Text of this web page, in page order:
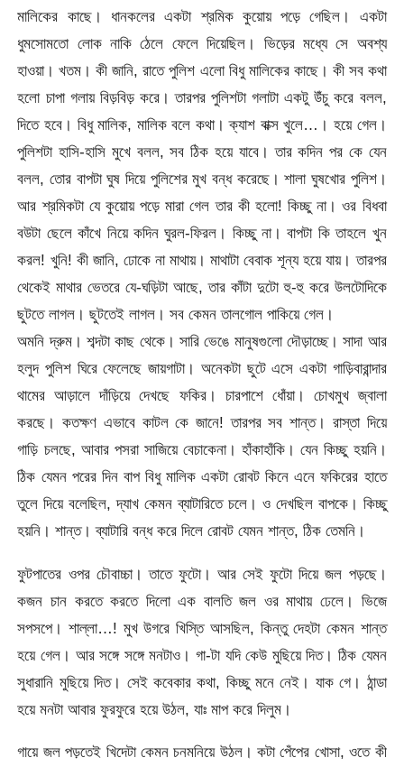
মালিকের কাছে। ধানকলের একটা শ্রমিক কুয়োয় পড়ে গেছিল। একটা
ধুমসোমতো লোক নাকি ঠেলে ফেলে দিয়েছিল। ভিড়ের মধ্যে সে অবশ্য
হাওয়া। খতম। কী জানি, রাতে পুলিশ এলো বিধু মালিকের কাছে। কী সব কথা
হলো চাপা গলায় বিড়বিড় করে। তারপর পুলিশটা গলাটা একটু উঁচু করে বলল,
দিতে হবে। বিধু মালিক, মালিক বলে কথা। ক্যাশ বাক্স খুলে…। হয়ে গেল।
পুলিশটা হাসি-হাসি মুখে বলল, সব ঠিক হয়ে যাবে। তার কদিন পর কে যেন
বলল, তোর বাপটা ঘুষ দিয়ে পুলিশের মুখ বন্ধ করেছে। শালা ঘুষখোর পুলিশ।
আর শ্রমিকটা যে কুয়োয় পড়ে মারা গেল তার কী হলো! কিচ্ছু না। ওর বিধবা
বউটা ছেলে কাঁখে নিয়ে কদিন ঘুরল-ফিরল। কিচ্ছু না। বাপটা কি তাহলে খুন
করল! খুনি! কী জানি, ঢোকে না মাথায়। মাথাটা বেবাক শূন্য হয়ে যায়। তারপর
থেকেই মাথার ভেতরে যে-ঘড়িটা আছে, তার কাঁটা দুটো হু-হু করে উলটোদিকে
ছুটতে লাগল। ছুটতেই লাগল। সব কেমন তালগোল পাকিয়ে গেল।
অমনি দ্রুম। শব্দটা কাছ থেকে। সারি ভেঙে মানুষগুলো দৌড়াচ্ছে। সাদা আর
হলুদ পুলিশ ঘিরে ফেলেছে জায়গাটা। অনেকটা ছুটে এসে একটা গাড়িবারান্দার
থামের আড়ালে দাঁড়িয়ে দেখছে ফকির। চারপাশে ধোঁয়া। চোখমুখ জ্বালা
করছে। কতক্ষণ এভাবে কাটল কে জানে! তারপর সব শান্ত। রাস্তা দিয়ে
গাড়ি চলছে, আবার পসরা সাজিয়ে বেচাকেনা। হাঁকাহাঁকি। যেন কিচ্ছু হয়নি।
ঠিক যেমন পরের দিন বাপ বিধু মালিক একটা রোবট কিনে এনে ফকিরের হাতে
তুলে দিয়ে বলেছিল, দ্যাখ কেমন ব্যাটারিতে চলে। ও দেখছিল বাপকে। কিচ্ছু
হয়নি। শান্ত। ব্যাটারি বন্ধ করে দিলে রোবট যেমন শান্ত, ঠিক তেমনি।
ফুটপাতের ওপর চৌবাচ্চা। তাতে ফুটো। আর সেই ফুটো দিয়ে জল পড়ছে।
কজন চান করতে করতে দিলো এক বালতি জল ওর মাথায় ঢেলে। ভিজে
সপসপে। শাল্লা…! মুখ উগরে খিস্তি আসছিল, কিন্তু দেহটা কেমন শান্ত
হয়ে গেল। আর সঙ্গে সঙ্গে মনটাও। গা-টা যদি কেউ মুছিয়ে দিত। ঠিক যেমন
সুধারানি মুছিয়ে দিত। সেই কবেকার কথা, কিচ্ছু মনে নেই। যাক গে। ঠান্ডা
হয়ে মনটা আবার ফুরফুরে হয়ে উঠল, যাঃ মাপ করে দিলুম।
গায়ে জল পড়তেই খিদেটা কেমন চনমনিয়ে উঠল। কটা পেঁপের খোসা, ওতে কী